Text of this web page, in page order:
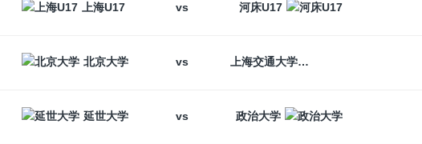
上海U17 vs 河床U17
北京大学 vs 上海交通大学
延世大学 vs 政治大学